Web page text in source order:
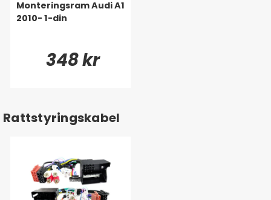
Monteringsram Audi A1
2010- 1-din
348 kr
Rattstyringskabel